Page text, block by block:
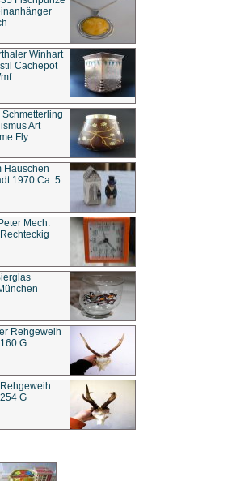
Winhart
Cachepot
Art
Fly
Häuschen
1970 Ca. 5
Mech.
Rehgeweih
G
G